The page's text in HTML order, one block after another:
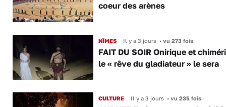
coeur des arènes
NÎMES Il y a 3 jours •vu 273 fois
FAIT DU SOIR Onirique et
le « rêve du gladiateur » le sera
CULTURE Il y a 3 jours •vu 235 fois